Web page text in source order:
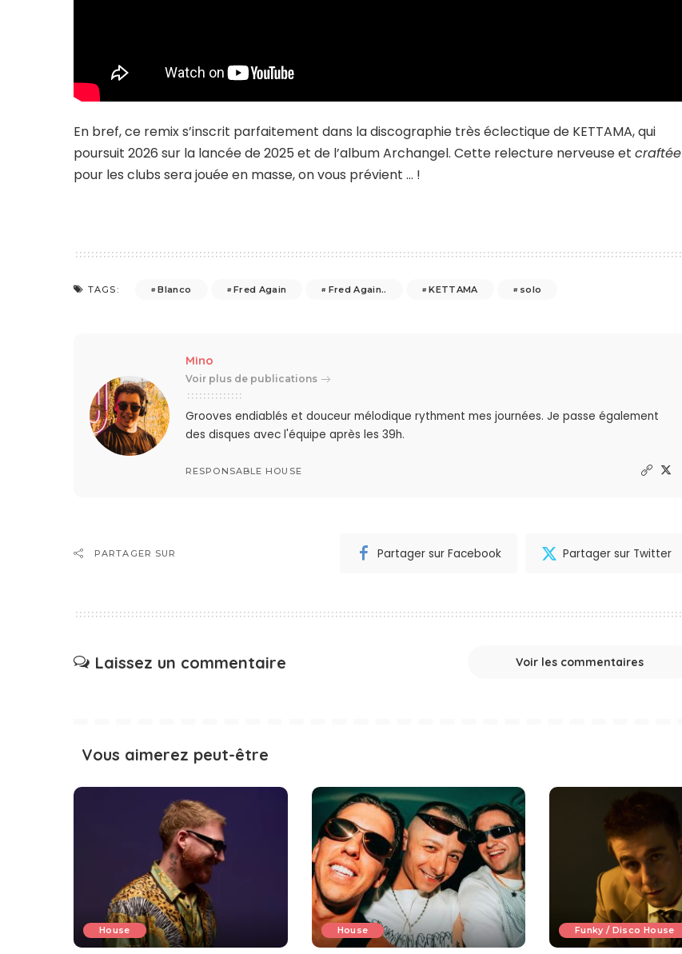
En bref, ce remix s’inscrit parfaitement dans la discographie très éclectique de KETTAMA, qui
poursuit 2026 sur la lancée de 2025 et de l’album Archangel. Cette relecture nerveuse etcraftée
pour les clubs sera jouée en masse, on vous prévient … !
TAGS: Blanco Fred Again Fred Again.. KETTAMA solo
Mino
Voir plus de publications
Grooves endiablés et douceur mélodique rythment mes journées. Je passe également
des disques avec l'équipe après les 39h.
RESPONSABLE HOUSE
PARTAGER SUR Partager sur Facebook Partager sur Twitter
Laissez un commentaire Voir les commentaires
Vous aimerez peut-être
House House Funky / Disco House